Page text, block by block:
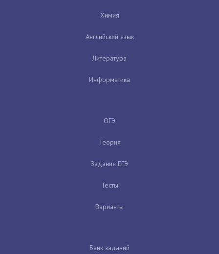
Химия
Английский язык
Литература
Информатика
ОГЭ
Теория
Задания ЕГЭ
Тесты
Варианты
Банк заданий